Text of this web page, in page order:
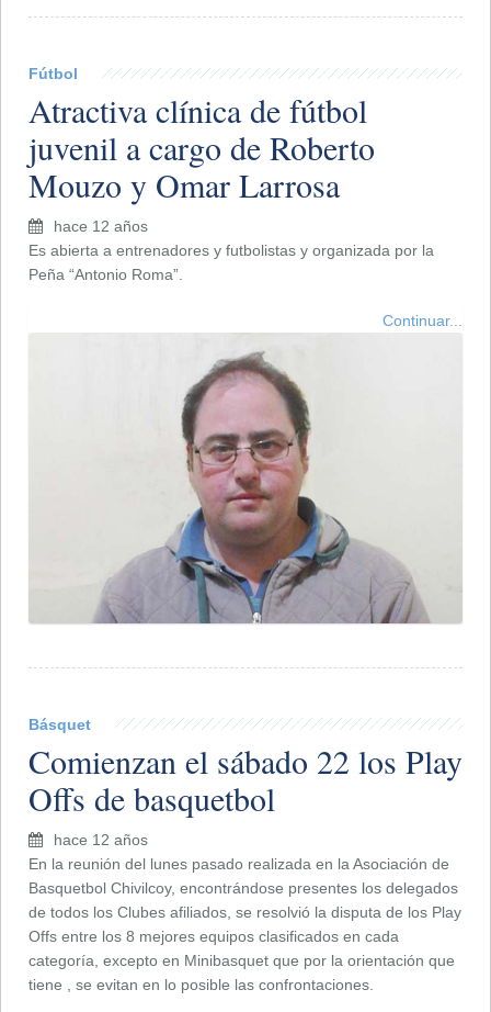
Fútbol
Atractiva clínica de fútbol
juvenil a cargo de Roberto
Mouzo y Omar Larrosa
hace 12 años
Es abierta a entrenadores y futbolistas y organizada por la
Peña “Antonio Roma”.
Continuar...
Básquet
Comienzan el sábado 22 los Play
Offs de basquetbol
hace 12 años
En la reunión del lunes pasado realizada en la Asociación de
Basquetbol Chivilcoy, encontrándose presentes los delegados
de todos los Clubes afiliados, se resolvió la disputa de los Play
Offs entre los 8 mejores equipos clasificados en cada
categoría, excepto en Minibasquet que por la orientación que
tiene , se evitan en lo posible las confrontaciones.